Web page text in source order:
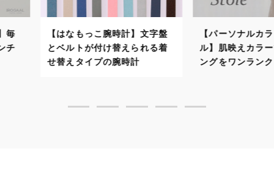
文字盤
れる着
【パーソナルカラーストー
ル】肌映えカラーでスタイリ
ングをワンランクアップ！
【パーソ
自分に似
で顔映り